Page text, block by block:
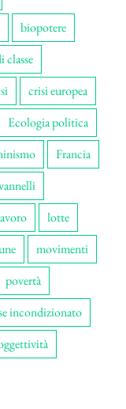
biopotere
classe
crisi europea
Ecologia politica
Francia
lotte
movimenti
povertà
incondizionato